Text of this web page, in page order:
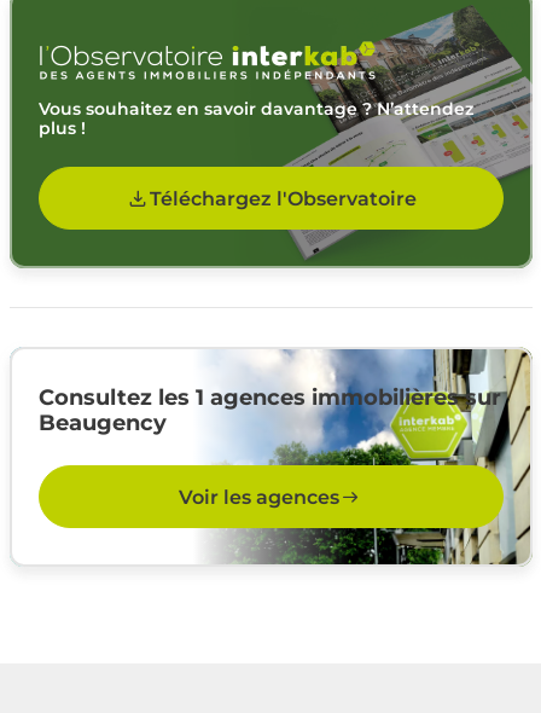
Vous souhaitez en savoir davantage ? N’attendez
plus !
Téléchargez l'Observatoire
Consultez les 1 agences immobilières sur
Beaugency
Voir les agences